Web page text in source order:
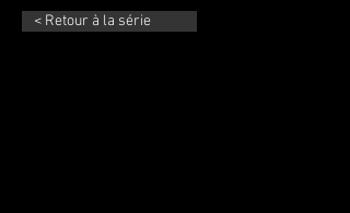
< Retour à la série